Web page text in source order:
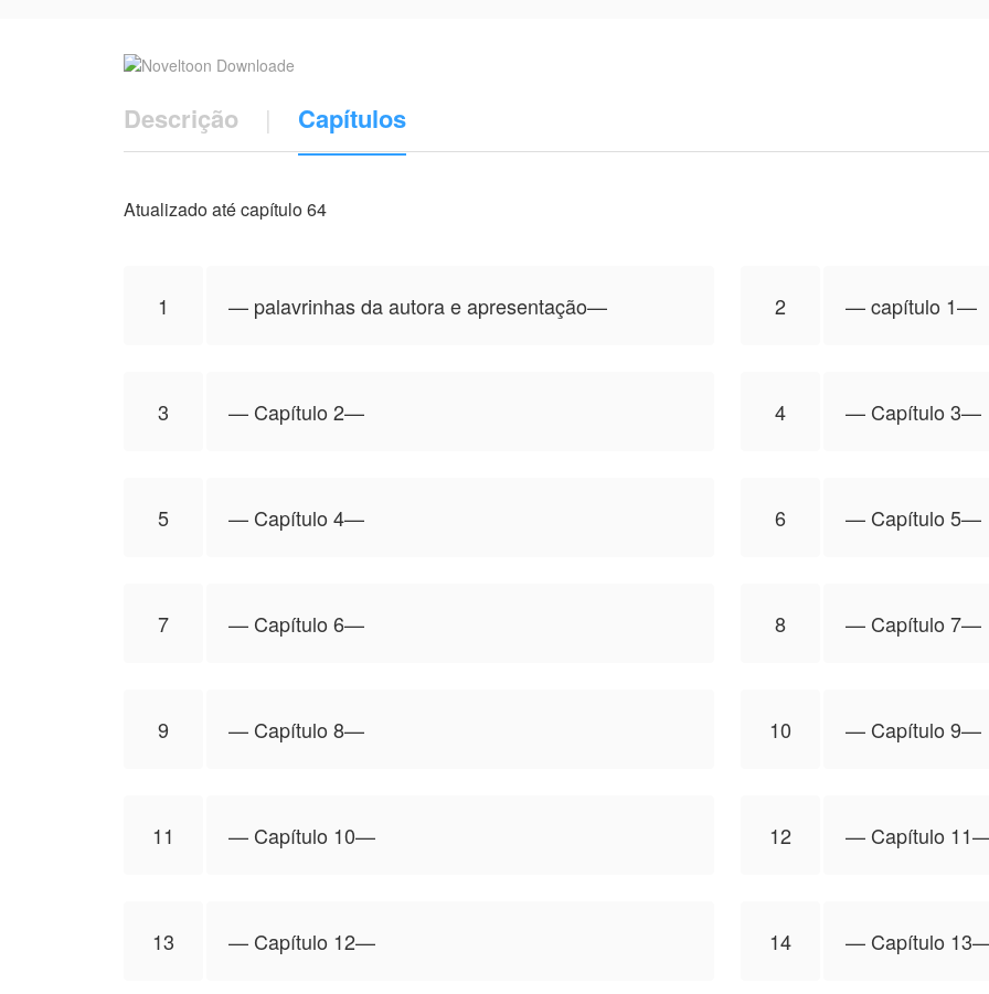
Descrição | Capítulos
Atualizado até capítulo 64
1 —⁠ palavrinhas da autora e apresentação—⁠ 2 —⁠ capítulo 1—⁠
3 —⁠ Capítulo 2—⁠ 4 —⁠ Capítulo 3—⁠
5 —⁠ Capítulo 4—⁠ 6 —⁠ Capítulo 5—⁠
7 —⁠ Capítulo 6—⁠ 8 —⁠ Capítulo 7—⁠
9 —⁠ Capítulo 8—⁠ 10 —⁠ Capítulo 9—⁠
11 —⁠ Capítulo 10—⁠ 12 —⁠ Capítulo
13 —⁠ Capítulo 12—⁠ 14 —⁠ Capítulo